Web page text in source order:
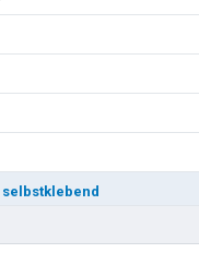
selbstklebend